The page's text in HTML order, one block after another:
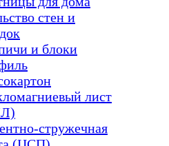
стен и
и блоки
лист
стружечная